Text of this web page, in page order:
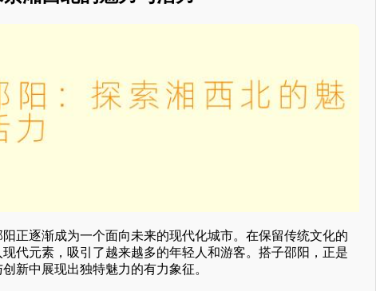
正逐渐成为一个面向未来的现代化城市。在保留传统文化的
代元素，吸引了越来越多的年轻人和游客。搭子邵阳，正是
新中展现出独特魅力的有力象征。